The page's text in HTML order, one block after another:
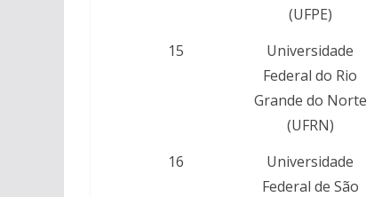
(UFPE)
15
Universidade
Federal do Rio
Grande do Norte
(UFRN)
16
Universidade
Federal de São